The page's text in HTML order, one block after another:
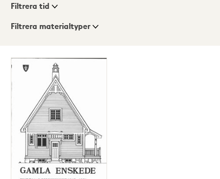
Visningsläge
ListaKarta
Filtrera tid
Filtrera materialtyper
träffar